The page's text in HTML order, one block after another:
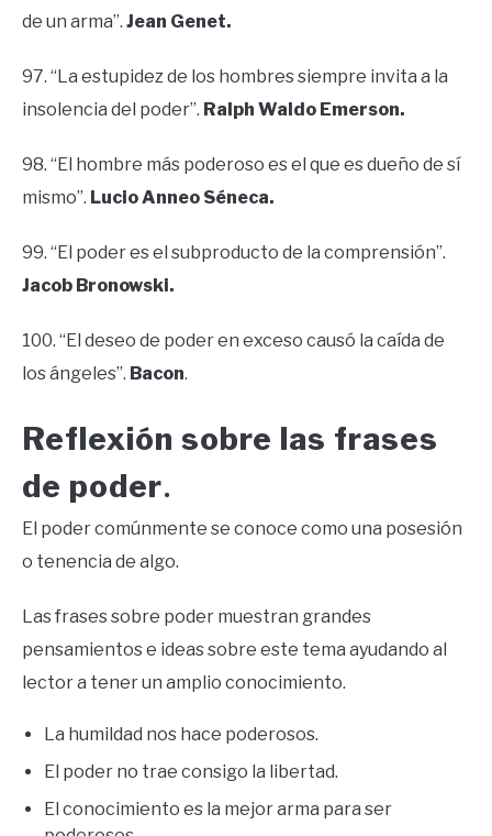
de un arma”. Jean Genet.
97. “La estupidez de los hombres siempre invita a la
insolencia del poder”. Ralph Waldo Emerson.
98. “El hombre más poderoso es el que es dueño de sí
mismo”. Lucio Anneo Séneca.
99. “El poder es el subproducto de la comprensión”.
Jacob Bronowski.
100. “El deseo de poder en exceso causó la caída de
los ángeles”. Bacon.
Reflexión sobre las frases
de poder.
El poder comúnmente se conoce como una posesión
o tenencia de algo.
Las frases sobre poder muestran grandes
pensamientos e ideas sobre este tema ayudando al
lector a tener un amplio conocimiento.
La humildad nos hace poderosos.
El poder no trae consigo la libertad.
El conocimiento es la mejor arma para ser